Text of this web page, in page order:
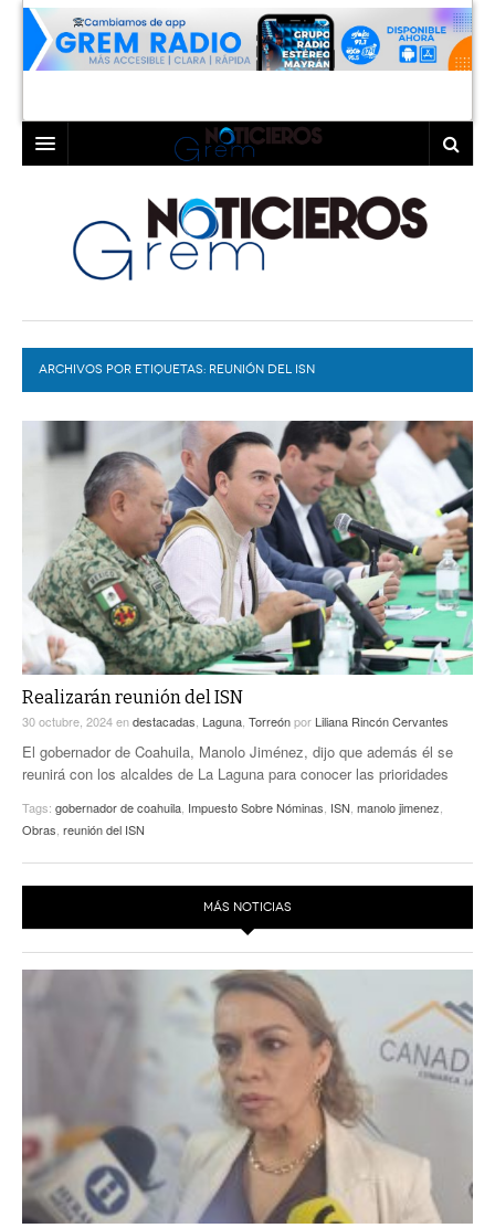
LAGUNA
TORREÓN
GÓMEZ PALACIO
LERDO
COAHUILA
DURANGO
DEPORTES
EXA
EL EXACTO
EXA INFORMA
GLOBO
CONTEXTOS
TRAYECTO LAGUNA
A MEDIA MAÑANA
A TODA LEY
DIÁLOGOS CON LA HISTORIA
TWEETS AND BEATS
LA MEJOR 97.1 ESTÉREO GALLITO
ACTUALIDADES GREM
LA MEJOR INFORMACIÓN
COLABORADORES
PC29
ACTUALIDADES GREM
ARCHIVOS POR ETIQUETAS: REUNIÓN DEL ISN
Realizarán reunión del ISN
30 octubre, 2024endestacadas Laguna Torreónpor Liliana Rincón Cervantes
El gobernador de Coahuila, Manolo Jiménez, dijo que además él se
reunirá con los alcaldes de La Laguna para conocer las prioridades
Tags: gobernador de coahuila Impuesto Sobre Nóminas ISN manolo jimenez
Obras reunión del ISN
MÁS NOTICIAS